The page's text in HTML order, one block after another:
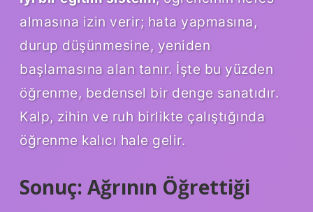
almasına izin verir; hata yapmasına,
durup düşünmesine, yeniden
başlamasına alan tanır. İşte bu yüzden
öğrenme, bedensel bir denge sanatıdır.
Kalp, zihin ve ruh birlikte çalıştığında
öğrenme kalıcı hale gelir.
Sonuç: Ağrının Öğrettiği